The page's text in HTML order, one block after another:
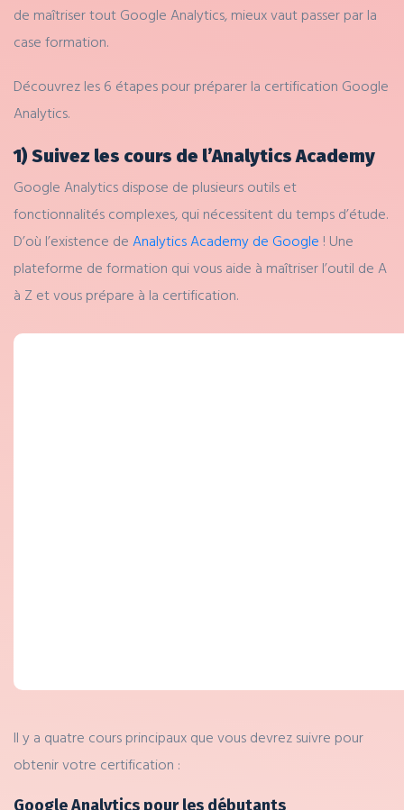
de maîtriser tout Google Analytics, mieux vaut passer par la
case formation.
Découvrez les 6 étapes pour préparer la certification Google
Analytics.
1) Suivez les cours de l’Analytics Academy
Google Analytics dispose de plusieurs outils et
fonctionnalités complexes, qui nécessitent du temps d’étude.
D’où l’existence de Analytics Academy de Google ! Une
plateforme de formation qui vous aide à maîtriser l’outil de A
à Z et vous prépare à la certification.
Il y a quatre cours principaux que vous devrez suivre pour
obtenir votre certification :
Google Analytics pour les débutants